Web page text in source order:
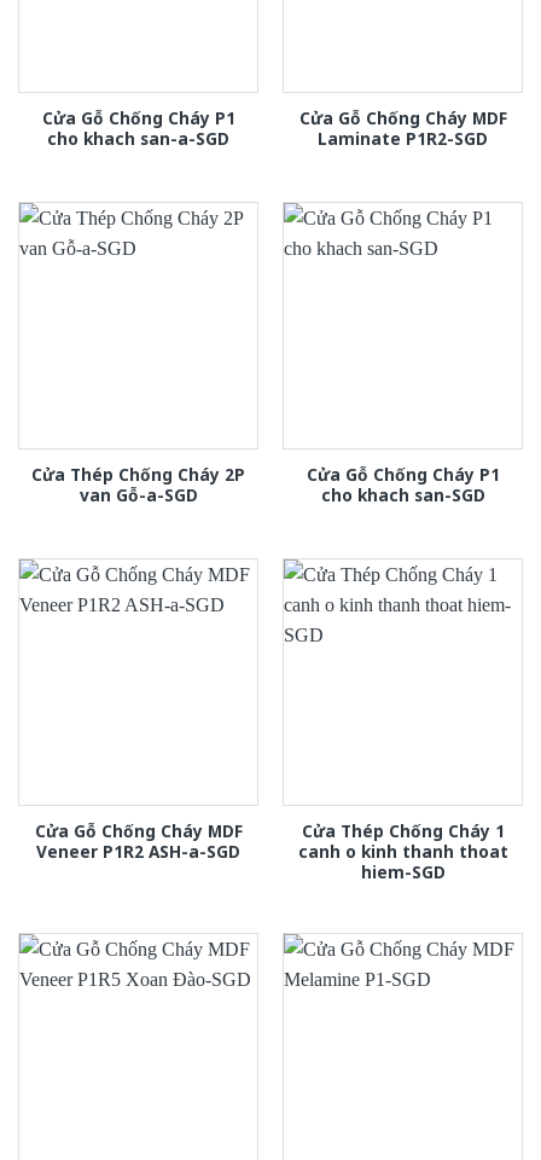
Cửa Gỗ Chống Cháy P1
cho khach san-a-SGD
Cửa Gỗ Chống Cháy MDF
Laminate P1R2-SGD
Cửa Thép Chống Cháy 2P
van Gỗ-a-SGD
Cửa Gỗ Chống Cháy P1
cho khach san-SGD
Cửa Gỗ Chống Cháy MDF
Veneer P1R2 ASH-a-SGD
Cửa Thép Chống Cháy 1
canh o kinh thanh thoat
hiem-SGD